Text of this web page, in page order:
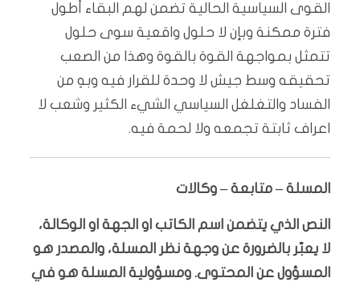
القوى السياسية الحالية تضمن لهم البقاء أطول
فترة ممكنة وبإن لا حلول واقعية سوى حلول
تتمثل بمواجهة القوة بالقوة وهذا من الصعب
تحقيقه وسط جيش لا وحدة للقرار فيه وبهِ من
الفساد والتغلغل السياسي الشيء الكثير وشعب لا
اعراف ثابتة تجمعه ولا لحمة فيه.
المسلة – متابعة – وكالات
النص الذي يتضمن اسم الكاتب او الجهة او الوكالة،
لا يعبّر بالضرورة عن وجهة نظر المسلة، والمصدر هو
المسؤول عن المحتوى. ومسؤولية المسلة هو في